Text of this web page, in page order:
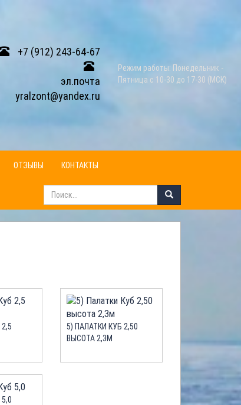
+7 (912) 243-64-67
эл.почта
yralzont@yandex.ru
Режим работы: Понедельник -
Пятница с 10-30 до 17-30 (МСК)
ОТЗЫВЫ КОНТАКТЫ
5) ПАЛАТКИ КУБ 2,50
ВЫСОТА 2,3М